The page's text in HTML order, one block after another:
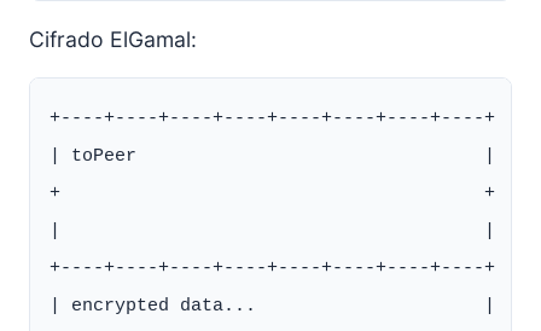
Cifrado ElGamal:
+----+----+----+----+----+----+----+----+
| toPeer                                |
+                                       +
+----+----+----+----+----+----+----+----+
| encrypted data...                     |